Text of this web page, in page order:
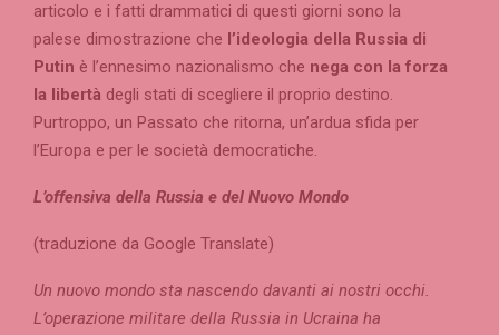
articolo e i fatti drammatici di questi giorni sono la
palese dimostrazione che l’ideologia della Russia di
Putin è l’ennesimo nazionalismo che nega con la forza
la libertà degli stati di scegliere il proprio destino.
Purtroppo, un Passato che ritorna, un’ardua sfida per
l’Europa e per le società democratiche.
L’offensiva della Russia e del Nuovo Mondo
(traduzione da Google Translate)
Un nuovo mondo sta nascendo davanti ai nostri occhi.
L’operazione militare della Russia in Ucraina ha